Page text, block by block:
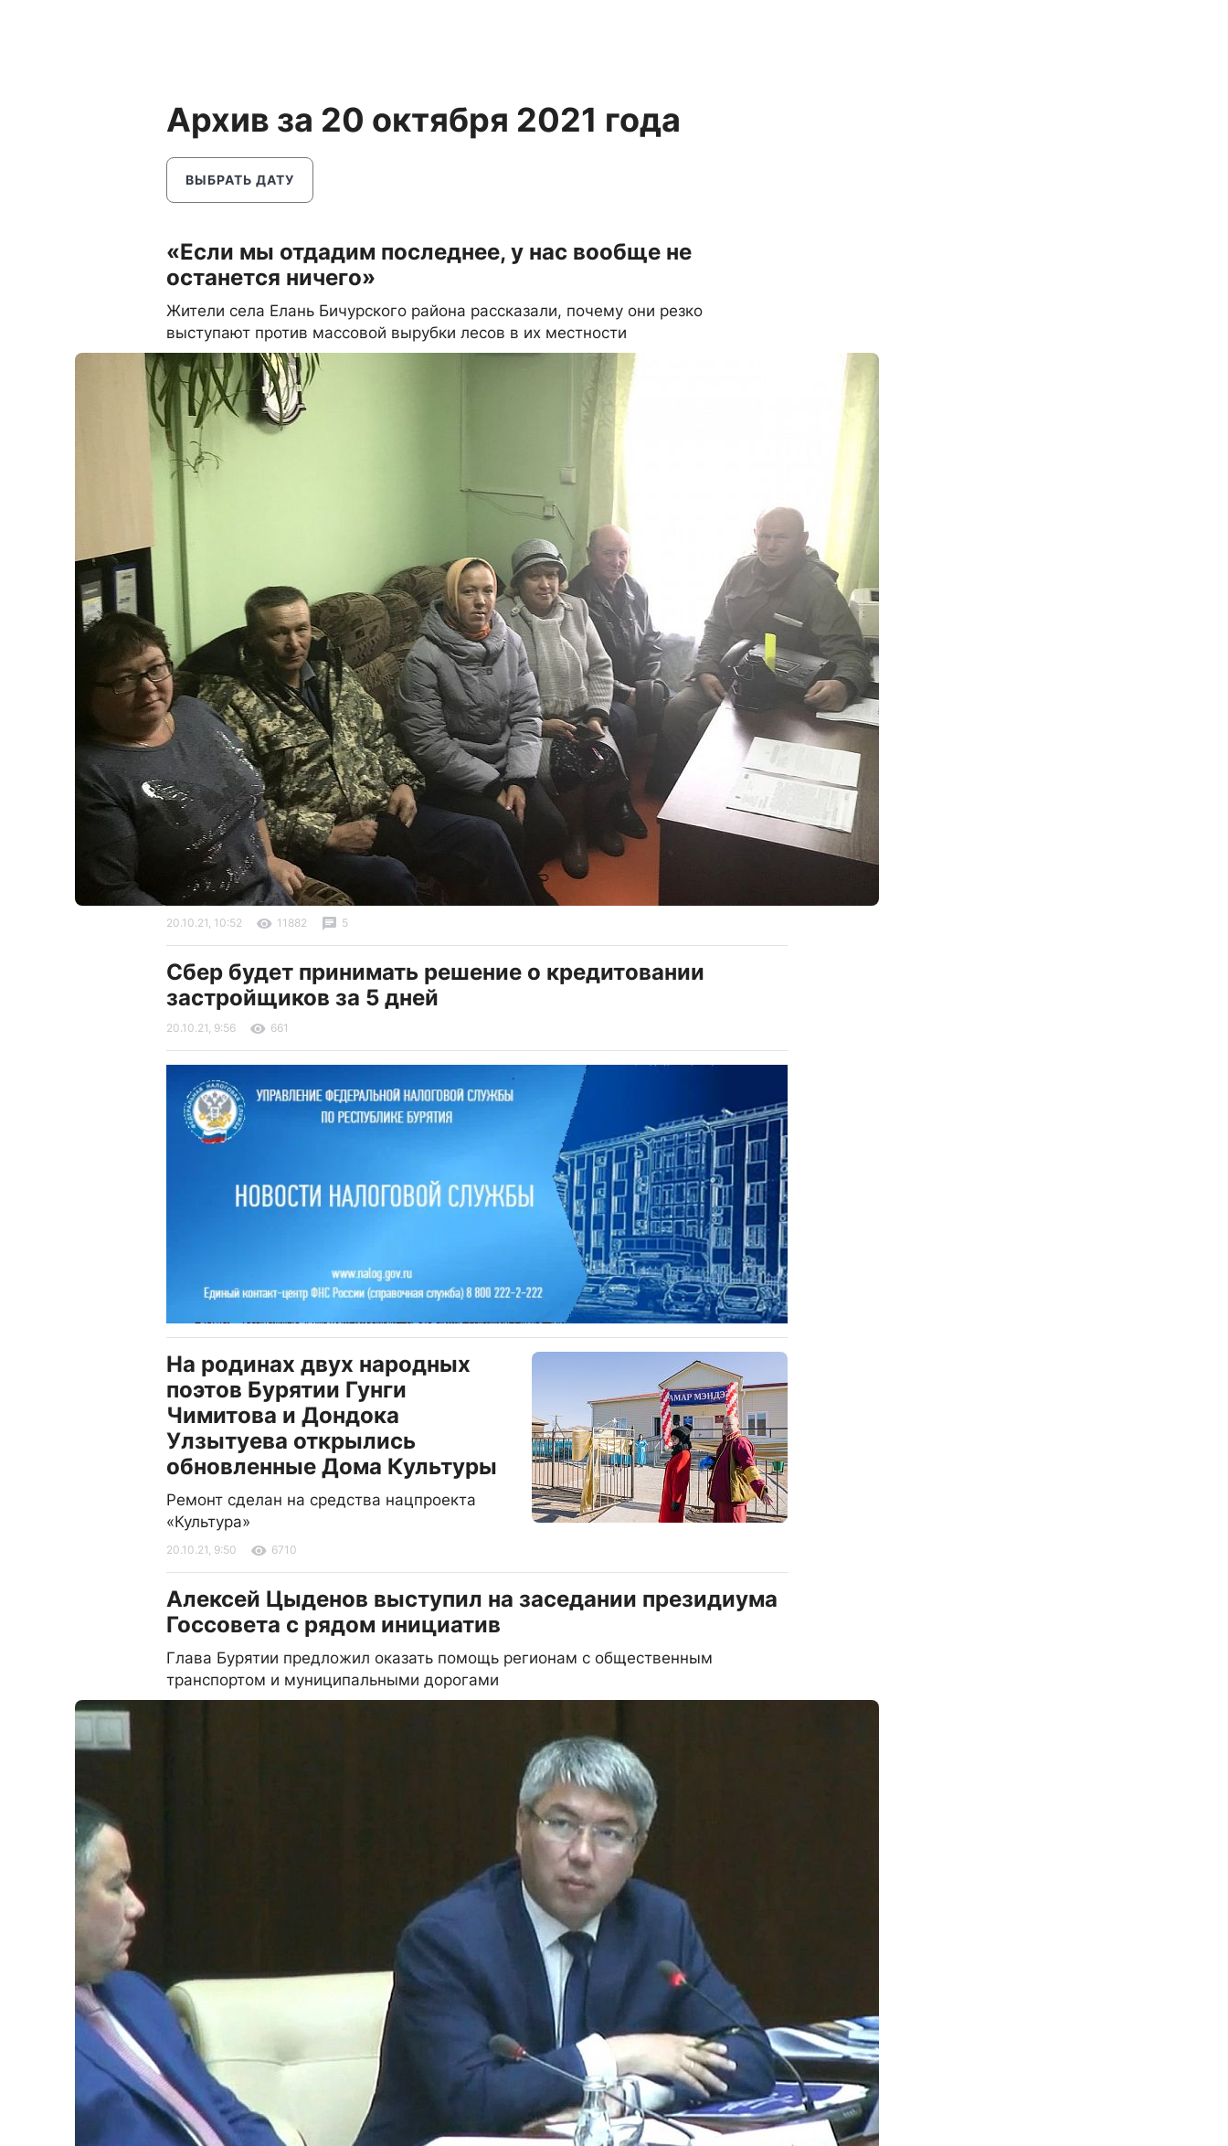
Архив за 20 октября 2021 года
ВЫБРАТЬ ДАТУ
«Если мы отдадим последнее, у нас вообще не
останется ничего»
Жители села Елань Бичурского района рассказали, почему они резко
выступают против массовой вырубки лесов в их местности
20.10.21, 10:52 11882 5
Сбер будет принимать решение о кредитовании
застройщиков за 5 дней
20.10.21, 9:56 661
На родинах двух народных
поэтов Бурятии Гунги
Чимитова и Дондока
Улзытуева открылись
обновленные Дома Культуры
Ремонт сделан на средства нацпроекта
«Культура»
20.10.21, 9:50 6710
Алексей Цыденов выступил на заседании президиума
Госсовета с рядом инициатив
Глава Бурятии предложил оказать помощь регионам с общественным
транспортом и муниципальными дорогами